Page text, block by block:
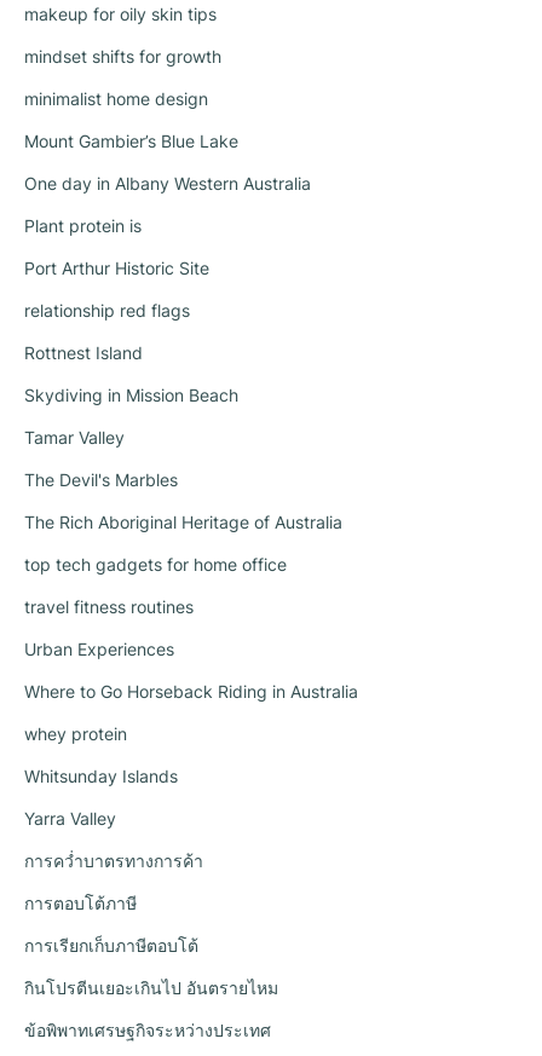
makeup for oily skin tips
mindset shifts for growth
minimalist home design
Mount Gambier’s Blue Lake
One day in Albany Western Australia
Plant protein is
Port Arthur Historic Site
relationship red flags
Rottnest Island
Skydiving in Mission Beach
Tamar Valley
The Devil's Marbles
The Rich Aboriginal Heritage of Australia
top tech gadgets for home office
travel fitness routines
Urban Experiences
Where to Go Horseback Riding in Australia
whey protein
Whitsunday Islands
Yarra Valley
การคว่ำบาตรทางการค้า
การตอบโต้ภาษี
การเรียกเก็บภาษีตอบโต้
กินโปรตีนเยอะเกินไป อันตรายไหม
ข้อพิพาทเศรษฐกิจระหว่างประเทศ